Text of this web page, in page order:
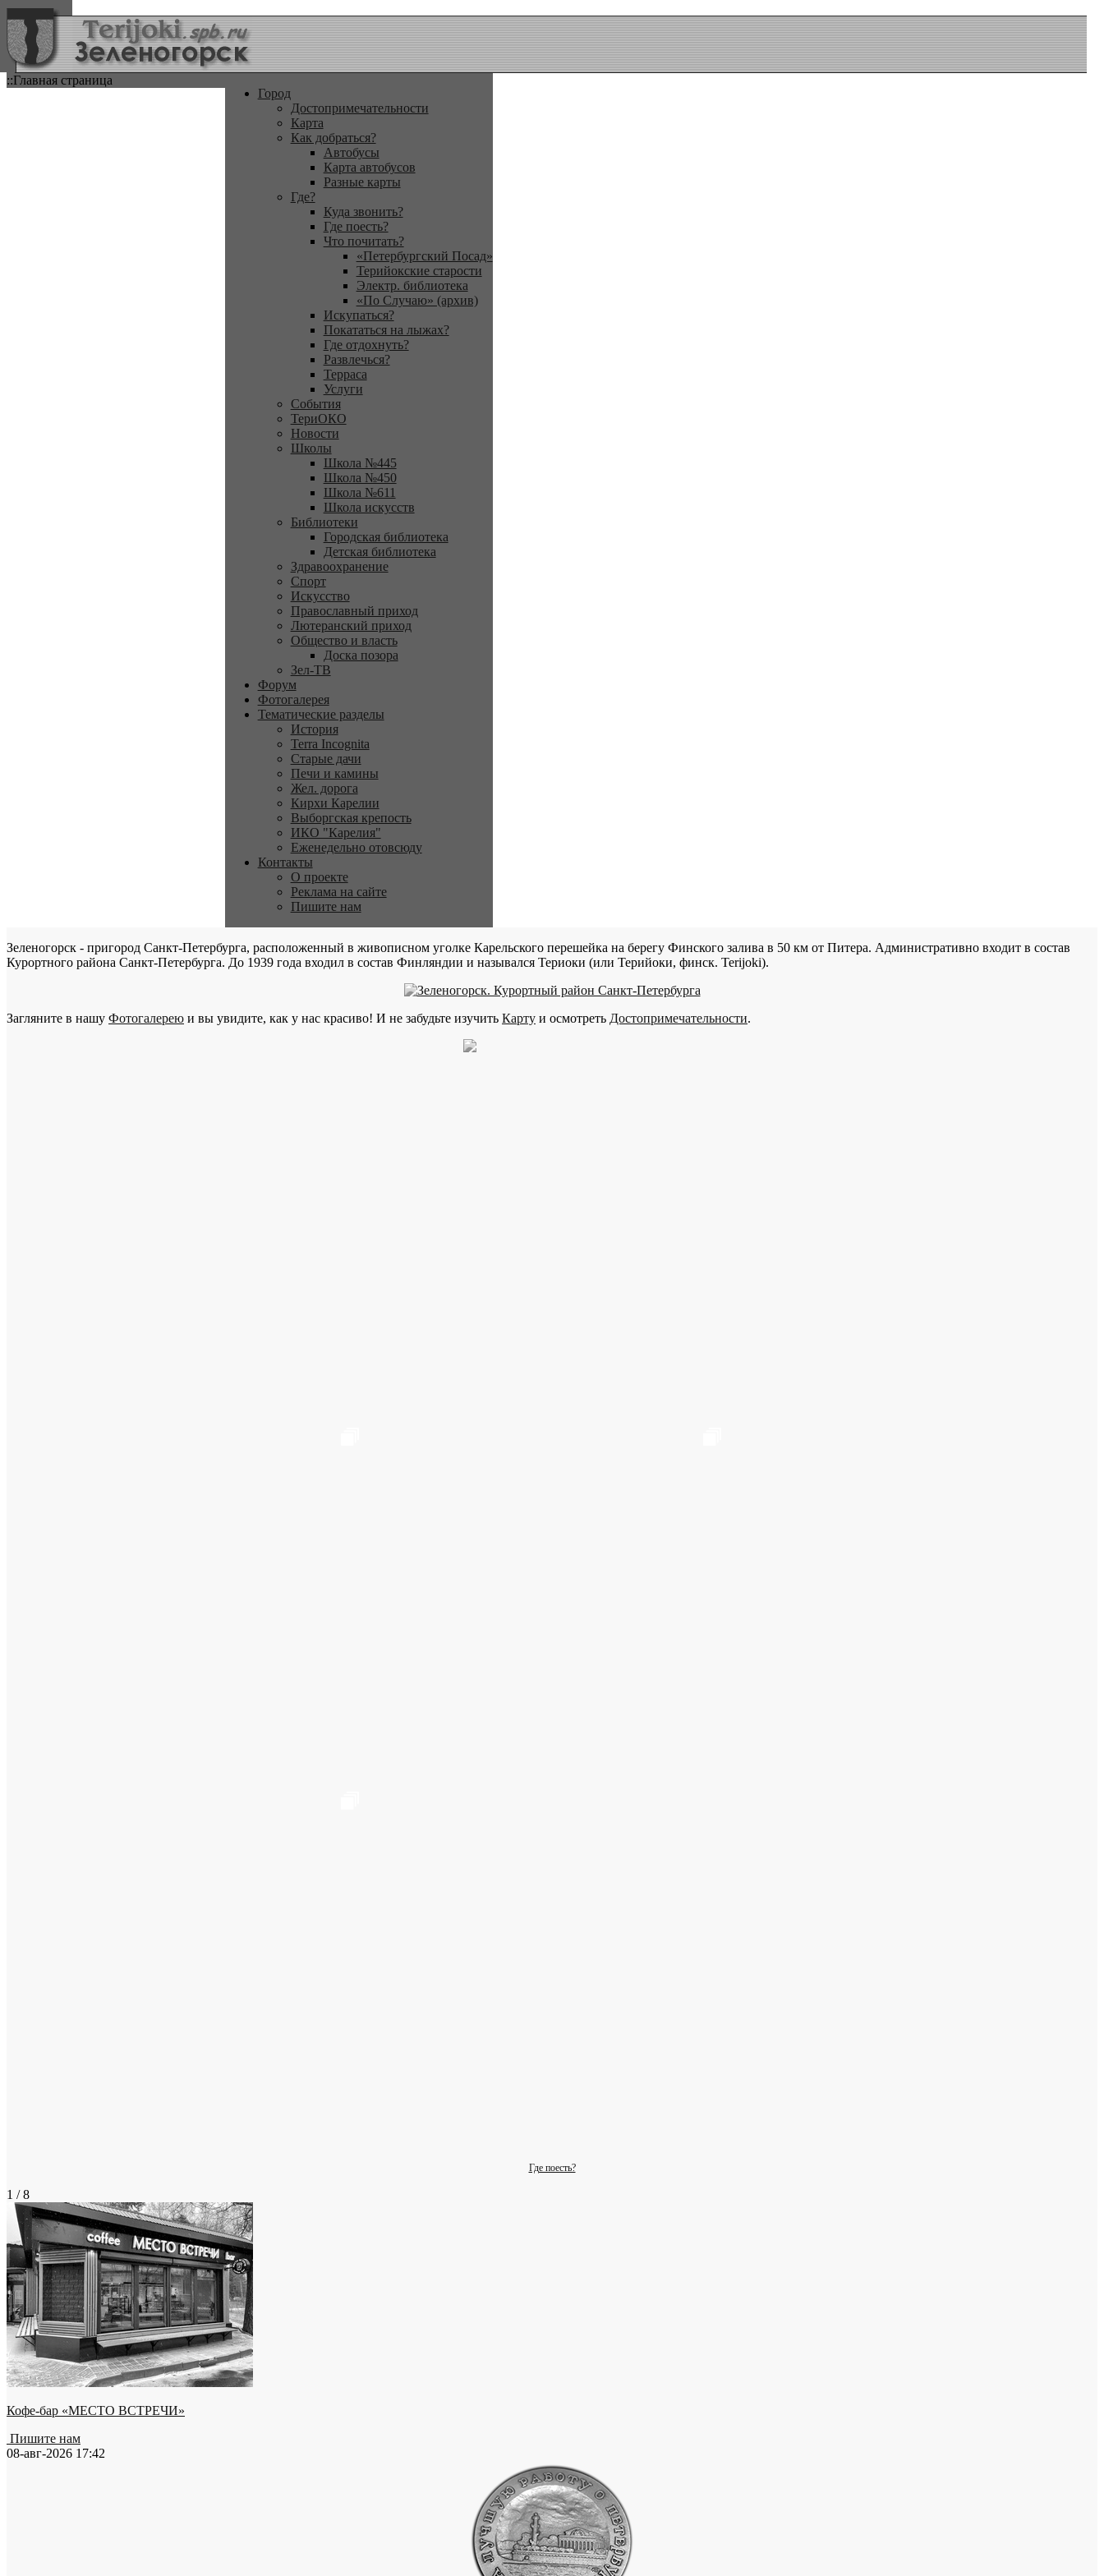
::Главная страница
Город
Достопримечательности
Карта
Как добраться?
Автобусы
Карта автобусов
Разные карты
Где?
Куда звонить?
Где поесть?
Что почитать?
«Петербургский Посад»
Терийокские старости
Электр. библиотека
«По Случаю» (архив)
Искупаться?
Покататься на лыжах?
Где отдохнуть?
Развлечься?
Терраса
Услуги
События
ТериОКО
Новости
Школы
Школа №445
Школа №450
Школа №611
Школа искусств
Библиотеки
Городская библиотека
Детская библиотека
Здравоохранение
Спорт
Искусство
Православный приход
Лютеранский приход
Общество и власть
Доска позора
Зел-ТВ
Форум
Фотогалерея
Тематические разделы
История
Terra Incognita
Старые дачи
Печи и камины
Жел. дорога
Кирхи Карелии
Выборгская крепость
ИКО "Карелия"
Еженедельно отовсюду
Контакты
О проекте
Реклама на сайте
Пишите нам
Зеленогорск - пригород Санкт-Петербурга, расположенный в живописном уголке Карельского перешейка на берегу Финского залива в 50 км от Питера. Административно входит в состав
Курортного района Санкт-Петербурга. До 1939 года входил в состав Финляндии и назывался Териоки (или Терийоки, финск. Terijoki).
Загляните в нашу Фотогалерею и вы увидите, как у нас красиво! И не забудьте изучить Карту и осмотреть Достопримечательности.
Где поесть?
1 / 8
Кофе-бар «МЕСТО ВСТРЕЧИ»
Пишите нам
08-авг-2026 17:42